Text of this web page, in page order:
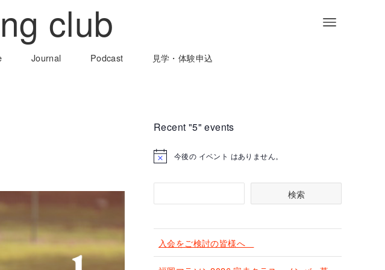
Journal Podcast 見学・体験申込
Recent "5" events
今後の イベント はありません。
索
検索
入会をご検討の皆様へ